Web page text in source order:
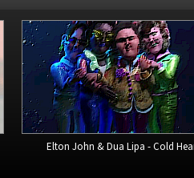
Elton John & Dua Lipa - Cold